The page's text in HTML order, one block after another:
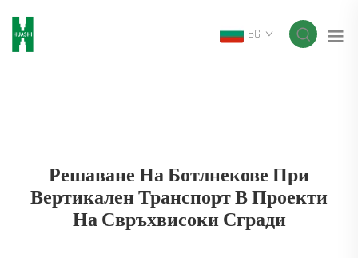
BG
Решаване На Ботлнекове При
Вертикален Транспорт В Проекти
На Свръхвисоки Сгради